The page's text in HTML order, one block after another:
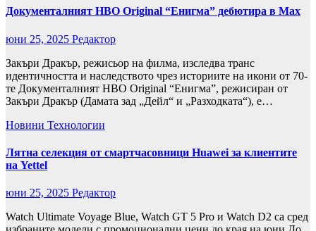
Документалният HBO Original “Енигма” дебютира в Max
юни 25, 2025 Редактор
Закъри Дракър, режисьор на филма, изследва транс
идентичността и наследството чрез историите на икони от 70-
те Документалният HBO Original “Енигма”, режисиран от
Закъри Дракър (Дамата зад „Дейл“ и „Разходката“), e…
Новини Технологии
Лятна селекция от смартчасовници Huawei за клиентите
на Yettel
юни 25, 2025 Редактор
Watch Ultimate Voyage Blue, Watch GT 5 Pro и Watch D2 са сред